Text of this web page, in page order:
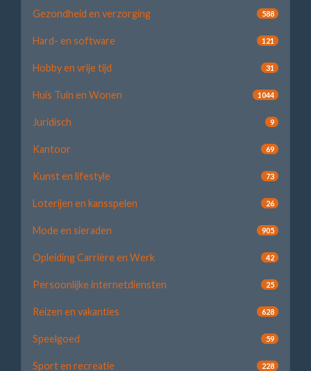
Gezondheid en verzorging 588
Hard- en software 121
Hobby en vrije tijd 31
Huis Tuin en Wonen 1044
Juridisch 9
Kantoor 69
Kunst en lifestyle 73
Loterijen en kansspelen 26
Mode en sieraden 905
Opleiding Carrière en Werk 42
Persoonlijke internetdiensten 25
Reizen en vakanties 628
Speelgoed 59
Sport en recreatie 228